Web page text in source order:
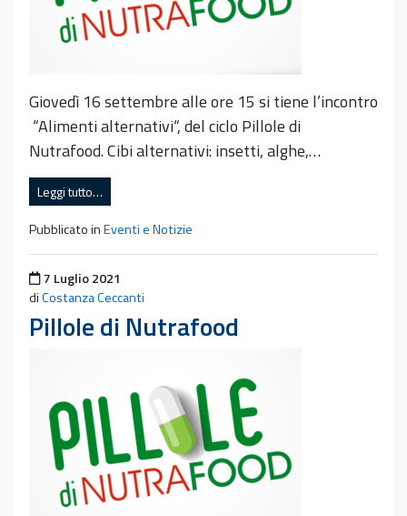
Giovedì 16 settembre alle ore 15 si tiene l’incontro
“Alimenti alternativi“, del ciclo Pillole di
Nutrafood. Cibi alternativi: insetti, alghe,…
Leggi tutto…
Pubblicato inEventi e Notizie
Pubblicato il
7 Luglio 2021
diCostanza Ceccanti
Pillole di Nutrafood